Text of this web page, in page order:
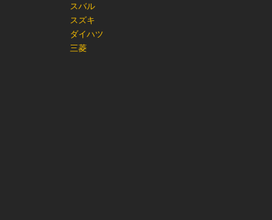
スバル
スズキ
ダイハツ
三菱